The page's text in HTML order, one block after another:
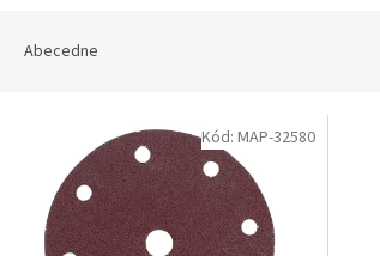
Abecedne
Kód: MAP-32580